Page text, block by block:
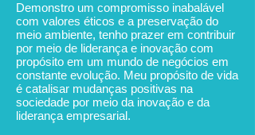
Demonstro um compromisso inabalável
com valores éticos e a preservação do
meio ambiente, tenho prazer em contribuir
por meio de liderança e inovação com
propósito em um mundo de negócios em
constante evolução. Meu propósito de vida
é catalisar mudanças positivas na
sociedade por meio da inovação e da
liderança empresarial.